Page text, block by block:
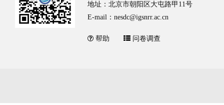
地址：北京市朝阳区大屯路甲11号
E-mail：nesdc@igsnrr.ac.cn
帮助 问卷调查